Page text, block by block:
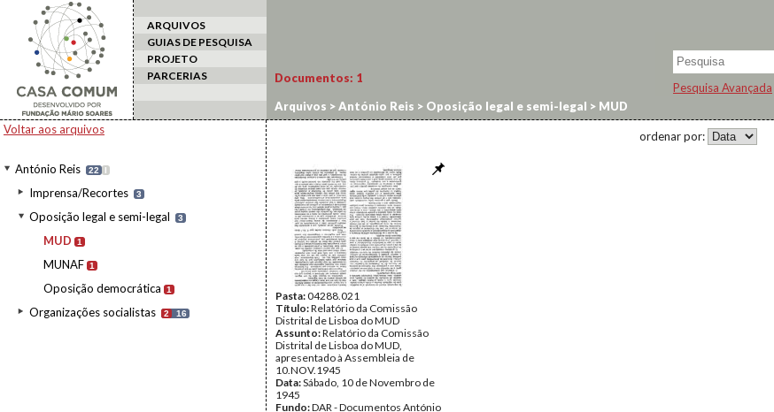
ARQUIVOS
GUIAS DE PESQUISA
PROJETO
PARCERIAS
Pesquisa Avançada
Voltar aos arquivos
António Reis 22 I
Imprensa/Recortes 3
Oposição legal e semi-legal 3
MUD 1
MUNAF 1
Oposição democrática 1
Organizações socialistas 2 16
Documentos: 1
Arquivos >António Reis > Oposição legal e semi-legal > MUD
ordenar por:
Pasta:04288.021
Título:Relatório da Comissão
Distrital de Lisboa do MUD
Assunto:Relatório da Comissão
Distrital de Lisboa do MUD,
apresentado à Assembleia de
10.NOV.1945
Data:Sábado, 10 de Novembro de
1945
Fundo:DAR - Documentos António